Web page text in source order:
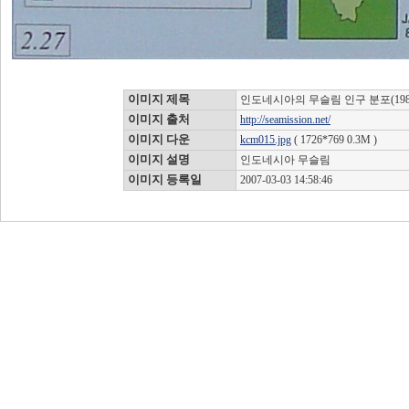
이미지 제목 인도네시아의 무슬림 인구 분포
이미지 출처 http://seamission.net/
이미지 다운 kcm015.jpg ( 1726*769 0.3M )
이미지 설명 인도네시아 무슬림
이미지 등록일 2007-03-03 14:58:46